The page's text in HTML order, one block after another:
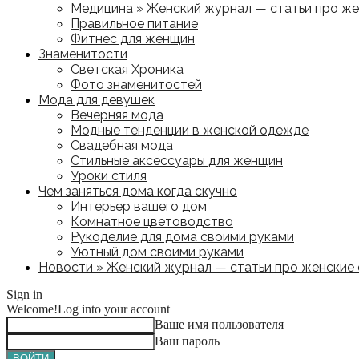
Медицина » Женский журнал — статьи про
Правильное питание
Фитнес для женщин
Знаменитости
Светская Хроника
Фото знаменитостей
Мода для девушек
Вечерняя мода
Модные тенденции в женской одежде
Свадебная мода
Стильные аксессуары для женщин
Уроки стиля
Чем заняться дома когда скучно
Интерьер вашего дом
Комнатное цветоводство
Рукоделие для дома своими руками
Уютный дом своими руками
Новости » Женский журнал — статьи про женские
Sign in
Welcome!Log into your account
Ваше имя пользователя
Ваш пароль